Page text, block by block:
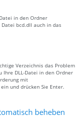
in den Ordner
bcd.dll auch in das
Verzeichnis das Problem
Ihre DLL-Datei in den Ordner
mit
und drücken Sie Enter.
beheben